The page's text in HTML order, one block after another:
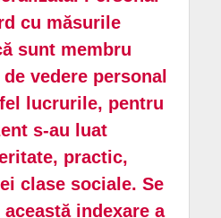
cu măsurile
sunt membru
vedere personal
lucrurile, pentru
s-au luat
practic,
clase sociale. Se
indexare a